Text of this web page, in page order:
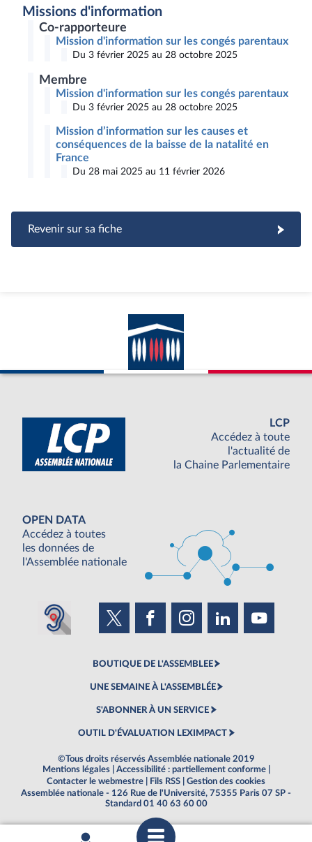
Missions d'information
Co-rapporteure
Mission d'information sur les congés parentaux
Du 3 février 2025 au 28 octobre 2025
Membre
Mission d'information sur les congés parentaux
Du 3 février 2025 au 28 octobre 2025
Mission d’information sur les causes et
conséquences de la baisse de la natalité en
France
Du 28 mai 2025 au 11 février 2026
Revenir sur sa fiche
LCP
Accédez à toute
l'actualité de
la Chaine Parlementaire
OPEN DATA
Accédez à toutes
les données de
l'Assemblée nationale
BOUTIQUE DE L'ASSEMBLEE
UNE SEMAINE À L'ASSEMBLÉE
S'ABONNER À UN SERVICE
OUTIL D'ÉVALUATION LEXIMPACT
©Tous droits réservés Assemblée nationale 2019
Mentions légales
Accessibilité : partiellement conforme
Contacter le webmestre
Fils RSS
Gestion des cookies
Assemblée nationale - 126 Rue de l'Université, 75355 Paris 07 SP -
Standard 01 40 63 60 00